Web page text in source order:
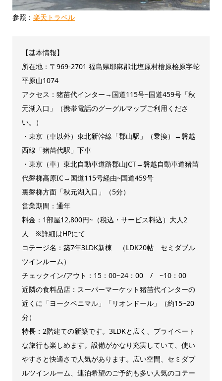
参照： 楽天トラベル
【基本情報】
所在地：〒969-2701 福島県耶麻郡北塩原村檜原桧原字蛇
平原山1074
アクセス：猪苗代インター→国道115号~国道459号「秋
元湖入口」（携帯電話のグーグルマップご利用くださ
い。）
・東京（車以外）東北新幹線「郡山駅」（乗換）→磐越
西線「猪苗代駅」下車
・東京（車）東北自動車道路郡山JCT→磐越自動車道猪苗
代磐梯高原IC→国道115号経由~国道459号
裏磐梯方面「秋元湖入口」（5分）
営業期間：通年
料金：1部屋12,800円~（税込・サービス料込）大人2
人 ※詳細はHPにて
コテージ名：築7年3LDK新棟 （LDK20帖 セミダブル
ツインルーム）
チェックイン/アウト：15：00~24：00 / ~10：00
近隣の食料品店：スーパーマーケット猪苗代インターの
近くに「ヨークベニマル」「リオンドール」（約15~20
分）
特長：2階建ての新築です。3LDKと広く、プライベート
な旅行も楽しめます。設備がかなり充実していて、使い
やすさと快適さで人気があります。広い空間、セミダブ
ルツインルーム、連泊希望のご予約も多い人気のコテー